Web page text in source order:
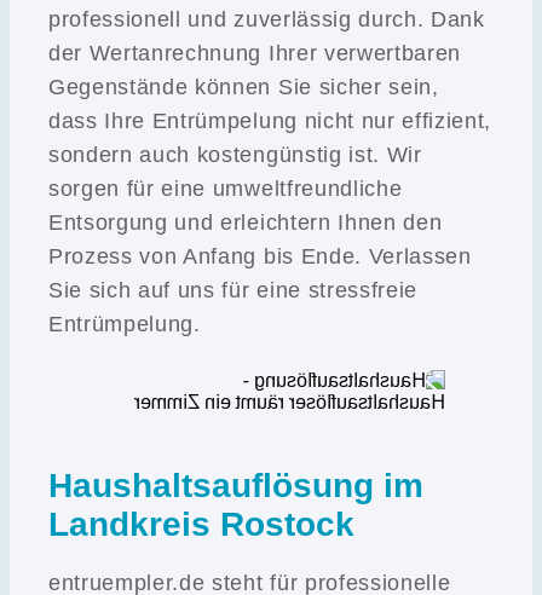
professionell und zuverlässig durch. Dank
der Wertanrechnung Ihrer verwertbaren
Gegenstände können Sie sicher sein,
dass Ihre Entrümpelung nicht nur effizient,
sondern auch kostengünstig ist. Wir
sorgen für eine umweltfreundliche
Entsorgung und erleichtern Ihnen den
Prozess von Anfang bis Ende. Verlassen
Sie sich auf uns für eine stressfreie
Entrümpelung.
Haushaltsauflösung im
Landkreis Rostock
entruempler.de steht für professionelle